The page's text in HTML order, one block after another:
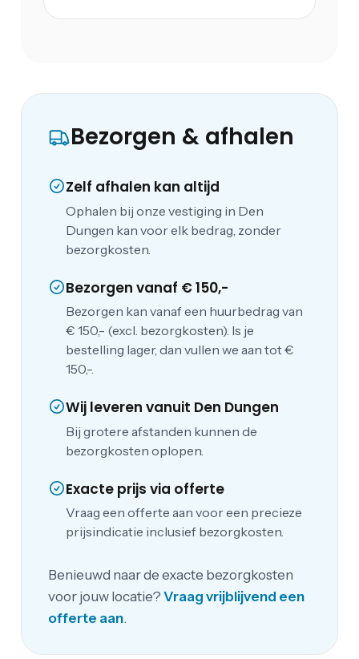
Bezorgen & afhalen
Zelf afhalen kan altijd
Ophalen bij onze vestiging in Den
Dungen kan voor elk bedrag, zonder
bezorgkosten.
Bezorgen vanaf € 150,-
Bezorgen kan vanaf een huurbedrag van
€ 150,- (excl. bezorgkosten). Is je
bestelling lager, dan vullen we aan tot €
150,-.
Wij leveren vanuit Den Dungen
Bij grotere afstanden kunnen de
bezorgkosten oplopen.
Exacte prijs via offerte
Vraag een offerte aan voor een precieze
prijsindicatie inclusief bezorgkosten.
Benieuwd naar de exacte bezorgkosten
voor jouw locatie?Vraag vrijblijvend een
offerte aan.